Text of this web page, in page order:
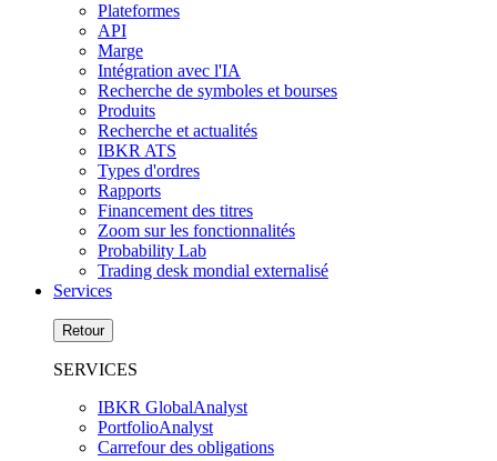
Plateformes
API
Marge
Intégration avec l'IA
Recherche de symboles et bourses
Produits
Recherche et actualités
IBKR ATS
Types d'ordres
Rapports
Financement des titres
Zoom sur les fonctionnalités
Probability Lab
Trading desk mondial externalisé
Services
Retour
SERVICES
IBKR GlobalAnalyst
PortfolioAnalyst
Carrefour des obligations